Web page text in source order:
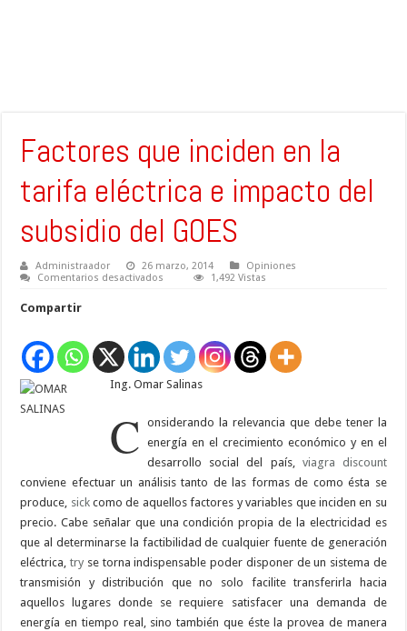
Factores que inciden en la
tarifa eléctrica e impacto del
subsidio del GOES
Administraador 26 marzo, 2014
Opiniones
Comentarios desactivados
tarifa
eléctrica
e
impacto
del
1,492 Vistas
Compartir
Ing. Omar Salinas
C
onsiderando la relevancia que debe tener la
energía en el crecimiento económico y en el
desarrollo social del país, viagra
discount
conviene efectuar un análisis tanto de las formas de como ésta se
produce, sickcomo de aquellos factores y variables que inciden en su
precio. Cabe señalar que una condición propia de la electricidad es
que al determinarse la factibilidad de cualquier fuente de generación
eléctrica, try se torna indispensable poder disponer de un sistema de
transmisión y distribución que no solo facilite transferirla hacia
aquellos lugares donde se requiere satisfacer una demanda de
energía en tiempo real, sino también que éste la provea de manera